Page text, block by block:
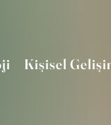
Kişisel